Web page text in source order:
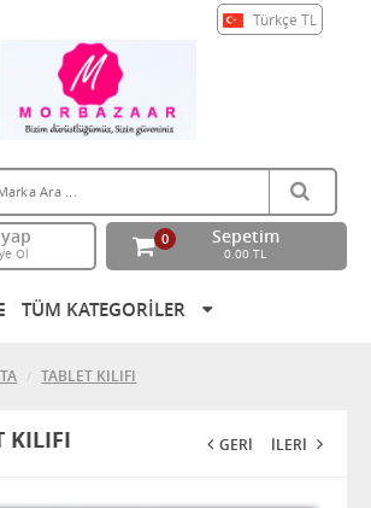
Türkçe TL
Ol
0 Sepetim
0.00 TL
TÜM KATEGORİLER
TABLET KILIFI
KILIFI GERİ İLERİ